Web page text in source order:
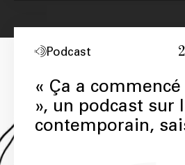
Podcast
« Ça a
», un podcast sur
contemporain,